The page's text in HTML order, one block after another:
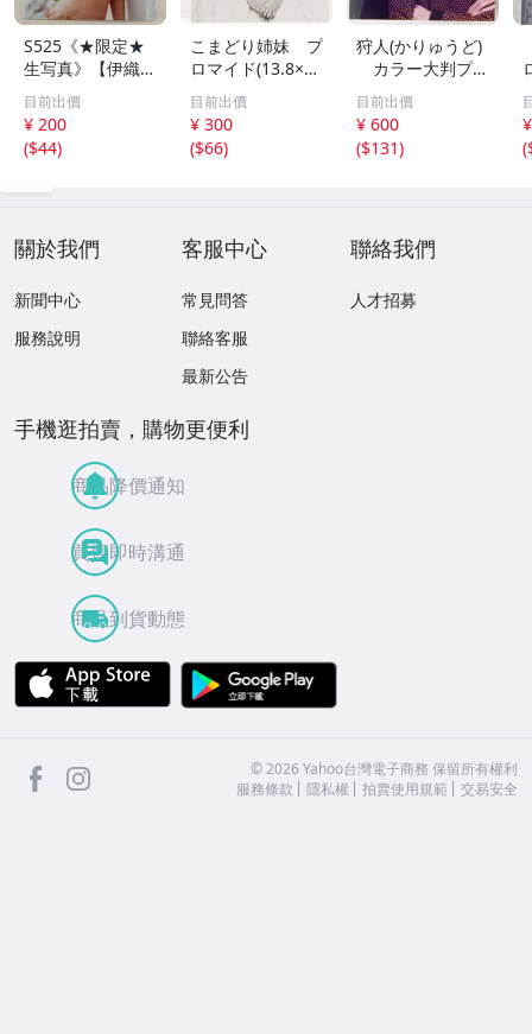
S525《★限定★
生写真》【伊織も
え】ビッグコミッ
クスピリッツ 202
6年8月3日号 ★セ
ブンネット限定特
目前出價
¥ 200
($44)
こまどり姉妹 プ
ロマイド(13.8×8.
5cm) 1枚●bn.4
6
目前出價
¥ 300
($66)
狩人(かりゅうど)
カラー大判プロ
マイド(18×13cm)
1枚●bn.48
目前出價
¥ 600
($131)
(
關於我們
新聞中心
服務說明
客服中心
常見問答
聯絡客服
最新公告
聯絡我們
人才招募
手機逛拍賣，購物更便利
商品降價通知
買賣即時溝通
商品到貨動態
APP Store
facebook ©2026 Yahoo台灣電子商務 保留所有權利
服務條款
隱私權 拍賣使用規範 交易安全